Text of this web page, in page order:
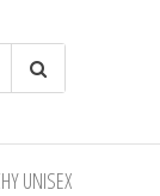
UNISEX